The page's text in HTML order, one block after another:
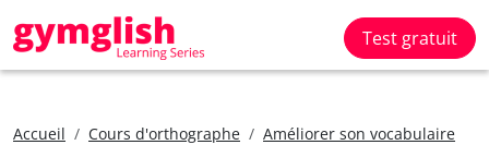
Test gratuit
Accueil Cours d'orthographe
Améliorer son vocabulaire